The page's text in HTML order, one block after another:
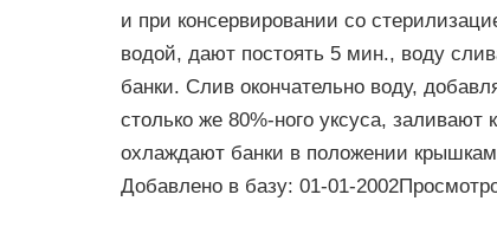
и при консервировании со
водой, дают постоять 5 мин., воду
банки. Слив окончательно воду,
столько же 80%-ного уксуса,
охлаждают банки в положении
Добавлено в базу: 01-01-